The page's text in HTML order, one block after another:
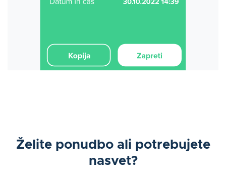
Želite ponudbo ali potrebujete
nasvet?